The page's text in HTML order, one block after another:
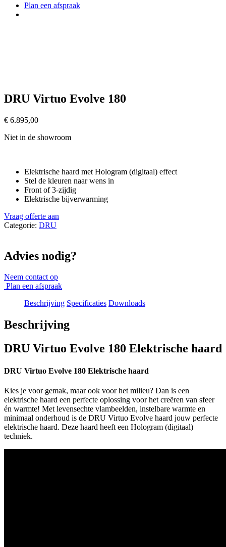
Plan een afspraak
DRU Virtuo Evolve 180
€ 6.895,00
Niet in de showroom
Elektrische haard met Hologram (digitaal) effect
Stel de kleuren naar wens in
Front of 3-zijdig
Elektrische bijverwarming
Vraag offerte aan
Categorie: DRU
Advies nodig?
Neem contact op
Plan een afspraak
Beschrijving Specificaties Downloads
Beschrijving
DRU Virtuo Evolve 180 Elektrische haard
DRU Virtuo Evolve 180 Elektrische haard
Kies je voor gemak, maar ook voor het milieu? Dan is een
elektrische haard een perfecte oplossing voor het creëren van sfeer
én warmte! Met levensechte vlambeelden, instelbare warmte en
minimaal onderhoud is de DRU Virtuo Evolve haard jouw perfecte
elektrische haard. Deze haard heeft een Hologram (digitaal)
techniek.